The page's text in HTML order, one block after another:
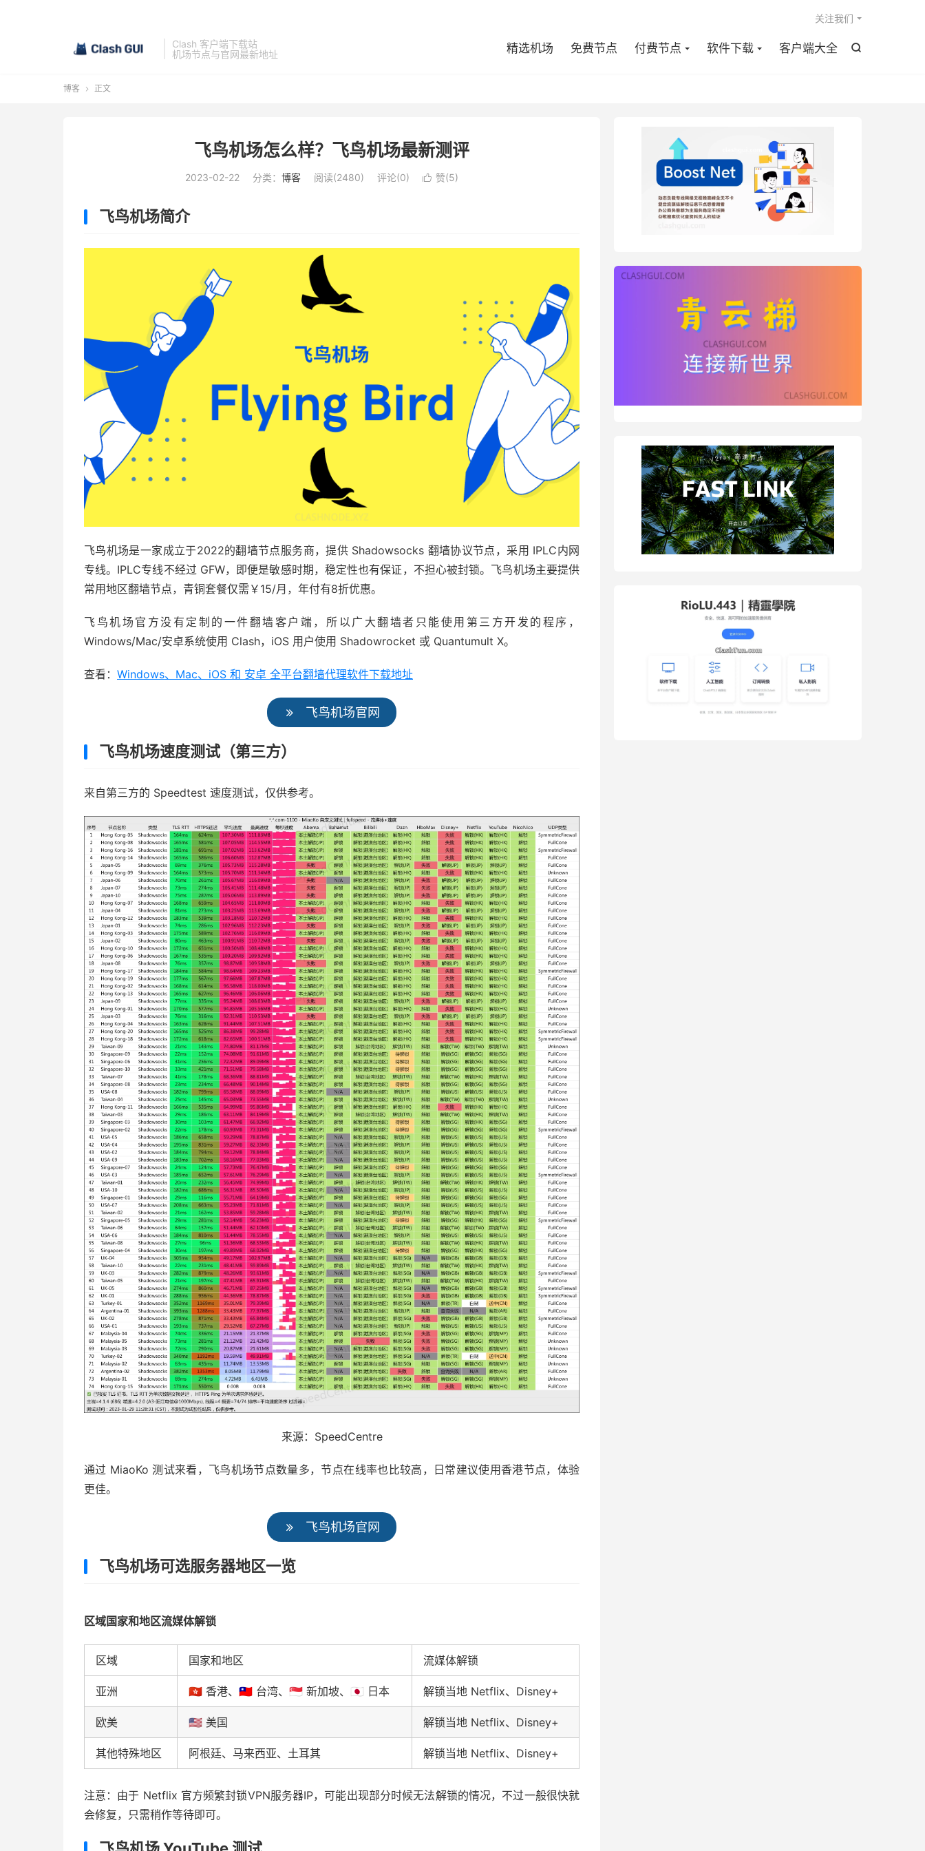
Clash 客户端下载站
机场节点与官网最新地址

精选机场 免费节点 付费节点 软件下载 客户端大全
关注我们
博客  正文
飞鸟机场怎么样？飞鸟机场最新测评
2023-02-22 分类： 博客 阅读(2480) 评论(0)  赞(5)
飞鸟机场简介
飞鸟机场是一家成立于2022的翻墙节点服务商，提供 Shadowsocks 翻墙协议节点，采用 IPLC内网
专线。IPLC专线不经过 GFW，即便是敏感时期，稳定性也有保证，不担心被封锁。飞鸟机场主要提供
常用地区翻墙节点，青铜套餐仅需￥15/月，年付有8折优惠。
飞鸟机场官方没有定制的一件翻墙客户端，所以广大翻墙者只能使用第三方开发的程序，
Windows/Mac/安卓系统使用 Clash，iOS 用户使用 Shadowrocket 或 Quantumult X。
查看： Windows、Mac、iOS 和 安卓 全平台翻墙代理软件下载地址
飞鸟机场官网
飞鸟机场速度测试（第三方）
来自第三方的 Speedtest 速度测试，仅供参考。
来源：SpeedCentre
通过 MiaoKo 测试来看，飞鸟机场节点数量多，节点在线率也比较高，日常建议使用香港节点，体验
更佳。
飞鸟机场官网
飞鸟机场可选服务器地区一览
区域国家和地区流媒体解锁
区域 国家和地区 流媒体解锁
亚洲 🇭🇰 香港、🇹🇼 台湾、🇸🇬 新加坡、🇯🇵 日本 解锁当地 Netflix、Disney+
欧美 🇺🇸 美国 解锁当地 Netflix、Disney+
其他特殊地区 阿根廷、马来西亚、土耳其 解锁当地 Netflix、Disney+
注意：由于 Netflix 官方频繁封锁VPN服务器IP，可能出现部分时候无法解锁的情况，不过一般很快就
会修复，只需稍作等待即可。